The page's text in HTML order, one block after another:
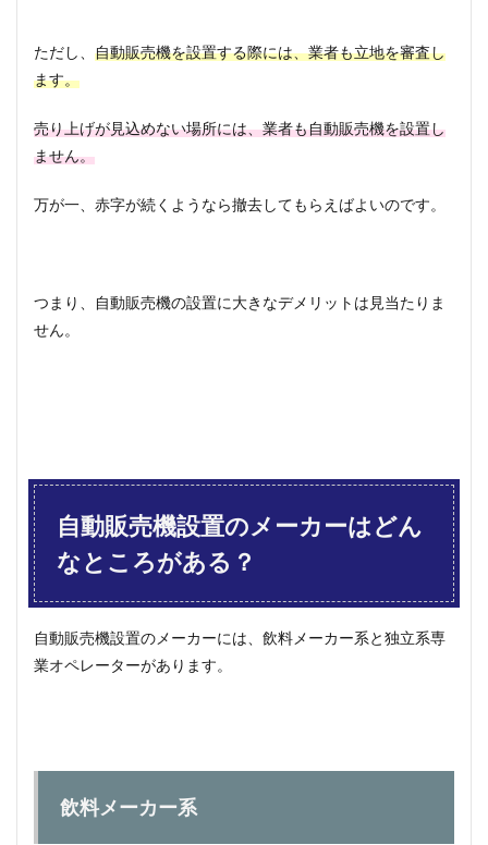
ただし、 自動販売機を設置する際には、業者も立地を審査し
ます。
売り上げが見込めない場所には、業者も自動販売機を設置し
ません。
万が一、赤字が続くようなら撤去してもらえばよいのです。
つまり、自動販売機の設置に大きなデメリットは見当たりま
せん。
自動販売機設置のメーカーはどん
なところがある？
自動販売機設置のメーカーには、飲料メーカー系と独立系専
業オペレーターがあります。
飲料メーカー系